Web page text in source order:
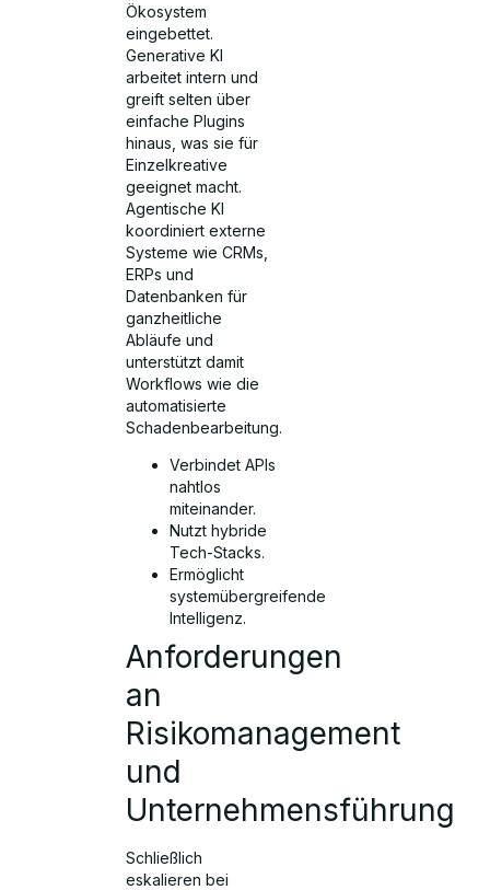
Ökosystem
eingebettet.
Generative KI
arbeitet intern und
greift selten über
einfache Plugins
hinaus, was sie für
Einzelkreative
geeignet macht.
Agentische KI
koordiniert externe
Systeme wie CRMs,
ERPs und
Datenbanken für
ganzheitliche
Abläufe und
unterstützt damit
Workflows wie die
automatisierte
Schadenbearbeitung.
Verbindet APIs
nahtlos
miteinander.
Nutzt hybride
Tech-Stacks.
Ermöglicht
systemübergreifende
Intelligenz.
Anforderungen
an
Risikomanagement
und
Unternehmensführung
Schließlich
eskalieren bei